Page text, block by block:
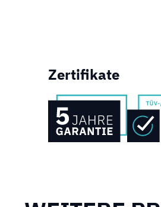
Zertifikate